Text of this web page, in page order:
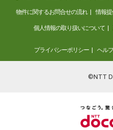
物件に関するお問合せの流れ 情報提
個人情報の取り扱いについて
プライバシーポリシー ヘルプ
©NTT